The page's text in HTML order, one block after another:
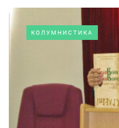
КОЛУМНИСТИКА